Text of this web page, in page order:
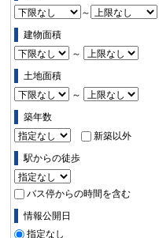
～
建物面積
～
土地面積
～
築年数
新築以外
駅からの徒歩
バス停からの時間を含む
情報公開日
指定なし